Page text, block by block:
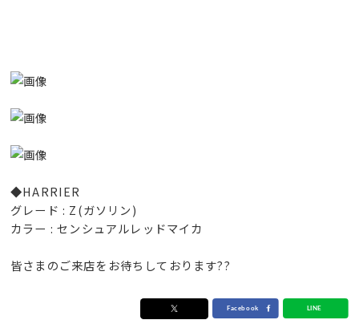
◆HARRIER
グレード : Z(ガソリン)
カラー : センシュアルレッドマイカ
皆さまのご来店をお待ちしております??